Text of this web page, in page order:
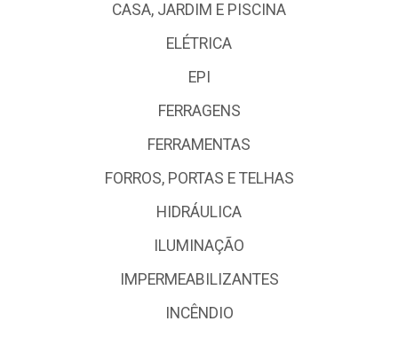
CASA, JARDIM E PISCINA
ELÉTRICA
EPI
FERRAGENS
FERRAMENTAS
FORROS, PORTAS E TELHAS
HIDRÁULICA
ILUMINAÇÃO
IMPERMEABILIZANTES
INCÊNDIO